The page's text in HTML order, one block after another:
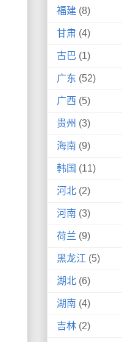
福建 (8)
甘肃 (4)
古巴 (1)
广东 (52)
广西 (5)
贵州 (3)
海南 (9)
韩国 (11)
河北 (2)
河南 (3)
荷兰 (9)
黑龙江 (5)
湖北 (6)
湖南 (4)
吉林 (2)